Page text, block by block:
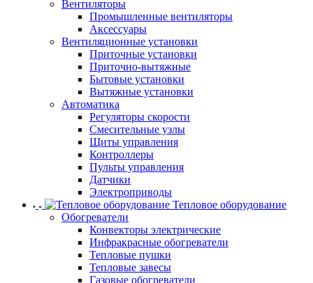
Вентиляторы
Промышленные вентиляторы
Аксессуары
Вентиляционные установки
Приточные установки
Приточно-вытяжные
Бытовые установки
Вытяжные установки
Автоматика
Регуляторы скорости
Смесительные узлы
Щиты управления
Контроллеры
Пульты управления
Датчики
Электроприводы
Тепловое оборудование
Обогреватели
Конвекторы электрические
Инфракрасные обогреватели
Тепловые пушки
Тепловые завесы
Газовые обогреватели